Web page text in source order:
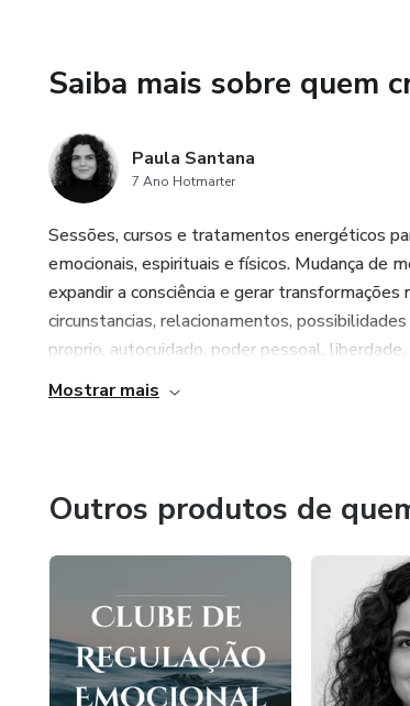
Saiba mais sobre quem
Paula Santana
7 Ano Hotmarter
Sessões, cursos e tratamentos energéticos
emocionais, espirituais e físicos. Mudança de
expandir a consciência e gerar
circunstancias, relacionamentos,
proprio, autocuidado, poder pessoal,
Mostrar mais
Outros produtos de